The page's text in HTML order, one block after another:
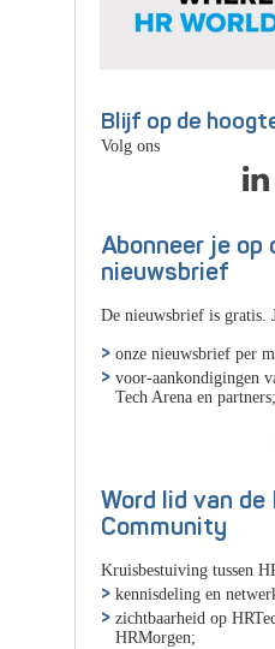
Blijf op de
Volg ons
Abonneer je op
nieuwsbrief
De nieuwsbrief is gratis.
onze nieuwsbrief per
voor-aankondigingen
Tech Arena en partners;
Word lid van de
Community
Kruisbestuiving tussen
kennisdeling en
zichtbaarheid op
HRMorgen;